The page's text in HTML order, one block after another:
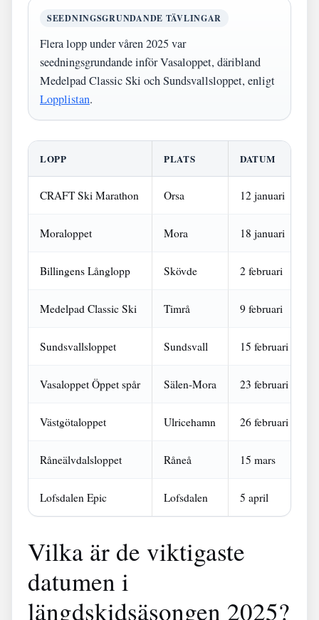
SEEDNINGSGRUNDANDE TÄVLINGAR
Flera lopp under våren 2025 var
seedningsgrundande inför Vasaloppet, däribland
Medelpad Classic Ski och Sundsvallsloppet, enligt
Lopplistan.
LOPP PLATS DATUM
CRAFT Ski Marathon Orsa 12 januari
Moraloppet Mora 18 januari
Billingens Långlopp Skövde 2 februari
Medelpad Classic Ski Timrå 9 februari
Sundsvallsloppet Sundsvall 15 februari
Vasaloppet Öppet spår Sälen-Mora 23 februari
Västgötaloppet Ulricehamn 26 februari
Råneälvdalsloppet Råneå 15 mars
Lofsdalen Epic Lofsdalen 5 april
Vilka är de viktigaste
datumen i
längdskidsäsongen 2025?